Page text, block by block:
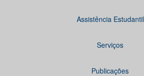
Assistência Estudantil
Serviços
Publicações